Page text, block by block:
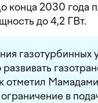
конца 2030 года
до 4,2 ГВт.
газотурбинных
отметил
в